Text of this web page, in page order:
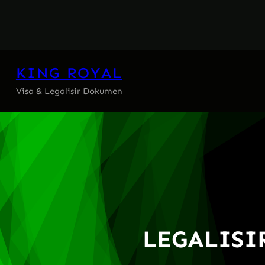
KING ROYAL
Visa & Legalisir Dokumen